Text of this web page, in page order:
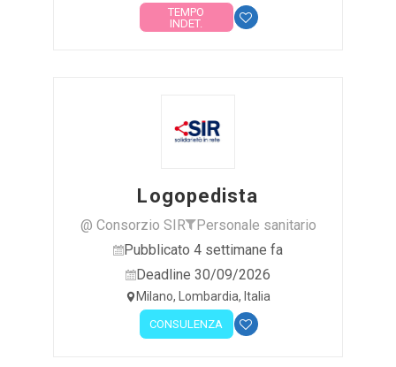
TEMPO
INDET.
Logopedista
@ Consorzio SIR
Personale sanitario
Pubblicato 4 settimane fa
Deadline 30/09/2026
Milano, Lombardia, Italia
CONSULENZA